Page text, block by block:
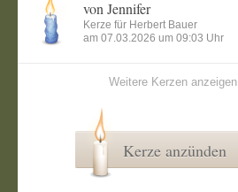
von Jennifer
Kerze für Herbert Bauer
am 07.03.2026 um 09:03 Uhr
Weitere Kerzen anzeigen
Kerze anzünden